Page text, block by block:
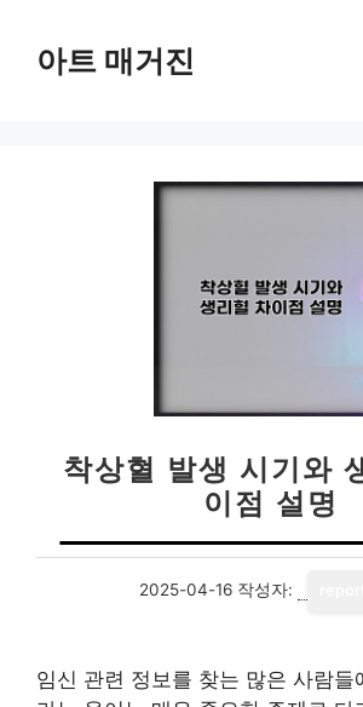
아트 매거진
착상혈 발생 시기와
이점 설명
2025-04-16 작성자:
임신 관련 정보를 찾는 많은 사람들